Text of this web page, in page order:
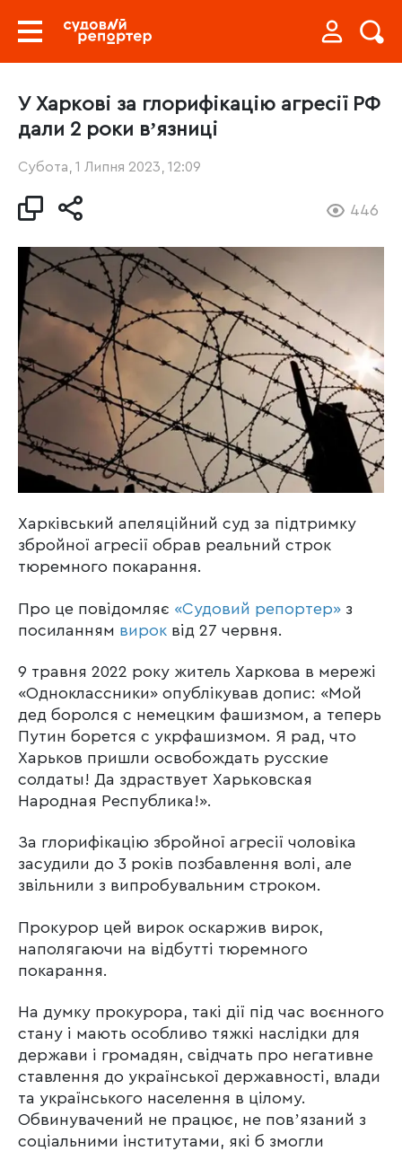
У Харкові за глорифікацію агресії РФ
дали 2 роки вʼязниці
Субота, 1 Липня 2023, 12:09
446
Харківський апеляційний суд за підтримку
збройної агресії обрав реальний строк
тюремного покарання.
Про це повідомляє «Судовий репортер» з
посиланням вирок від 27 червня.
9 травня 2022 року житель Харкова в мережі
«Одноклассники» опублікував допис: «Мой
дед боролся с немецким фашизмом, а теперь
Путин борется с укрфашизмом. Я рад, что
Харьков пришли освобождать русские
солдаты! Да здраствует Харьковская
Народная Республика!».
За глорифікацію збройної агресії чоловіка
засудили до 3 років позбавлення волі, але
звільнили з випробувальним строком.
Прокурор цей вирок оскаржив вирок,
наполягаючи на відбутті тюремного
покарання.
На думку прокурора, такі дії під час воєнного
стану і мають особливо тяжкі наслідки для
держави і громадян, свідчать про негативне
ставлення до української державності, влади
та українського населення в цілому.
Обвинувачений не працює, не повʼязаний з
соціальними інститутами, які б змогли